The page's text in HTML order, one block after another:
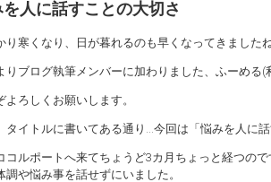
人に話すことの大切さ
り寒くなり、日が暮れるのも早くなってきましたね
りブログ執筆メンバーに加わりました、ふーめる(
よろしくお願いします。
タイトルに書いてある通り…今回は「悩みを人に
コルポートへ来てちょうど3カ月ちょっと経つの
調や悩み事を話せずにいました。